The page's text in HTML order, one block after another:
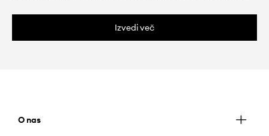
Izvedi več
O nas